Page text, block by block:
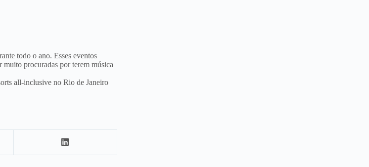
todo o ano. Esses eventos
muito procuradas por terem música
all-inclusive no Rio de Janeiro